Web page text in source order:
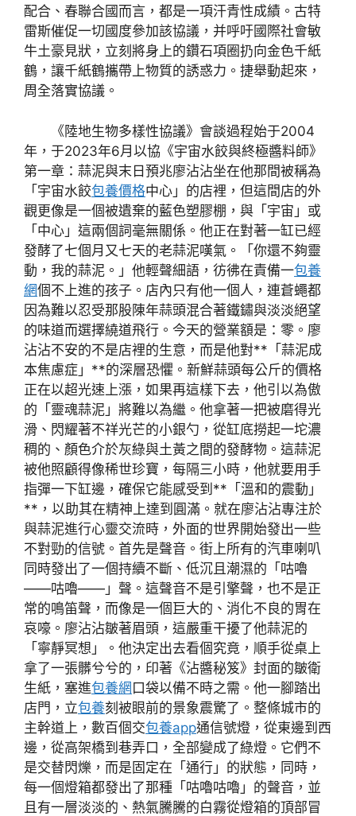
配合、春聯合國而言，都是一項汗青性成績。古特
雷斯催促一切國度參加該協議，并呼吁國際社會敏
牛土豪見狀，立刻將身上的鑽石項圈扔向金色千紙
鶴，讓千紙鶴攜帶上物質的誘惑力。捷舉動起來，
周全落實協議。
《陸地生物多樣性協議》會談過程始于2004
年，于2023年6月以協《宇宙水餃與終極醬料師》
第一章：蒜泥與末日預兆廖沾沾坐在他那間被稱為
「宇宙水餃包養價格中心」的店裡，但這間店的外
觀更像是一個被遺棄的藍色塑膠棚，與「宇宙」或
「中心」這兩個詞毫無關係。他正在對著一缸已經
發酵了七個月又七天的老蒜泥嘆氣。「你還不夠靈
動，我的蒜泥。」他輕聲細語，彷彿在責備一包養
網個不上進的孩子。店內只有他一個人，連蒼蠅都
因為難以忍受那股陳年蒜頭混合著鐵鏽與淡淡絕望
的味道而選擇繞道飛行。今天的營業額是：零。廖
沾沾不安的不是店裡的生意，而是他對**「蒜泥成
本焦慮症」**的深層恐懼。新鮮蒜頭每公斤的價格
正在以超光速上漲，如果再這樣下去，他引以為傲
的「靈魂蒜泥」將難以為繼。他拿著一把被磨得光
滑、閃耀著不祥光芒的小銀勺，從缸底撈起一坨濃
稠的、顏色介於灰綠與土黃之間的發酵物。這蒜泥
被他照顧得像稀世珍寶，每隔三小時，他就要用手
指彈一下缸邊，確保它能感受到**「溫和的震動」
**，以助其在精神上達到圓滿。就在廖沾沾專注於
與蒜泥進行心靈交流時，外面的世界開始發出一些
不對勁的信號。首先是聲音。街上所有的汽車喇叭
同時發出了一個持續不斷、低沉且潮濕的「咕嚕
——咕嚕——」聲。這聲音不是引擎聲，也不是正
常的鳴笛聲，而像是一個巨大的、消化不良的胃在
哀嚎。廖沾沾皺著眉頭，這嚴重干擾了他蒜泥的
「寧靜冥想」。他決定出去看個究竟，順手從桌上
拿了一張髒兮兮的，印著《沾醬秘笈》封面的皺衛
生紙，塞進包養網 口袋以備不時之需。他一腳踏出
店門，立包養刻被眼前的景象震驚了。整條城市的
主幹道上，數百個交包養app通信號燈，從東邊到西
邊，從高架橋到巷弄口，全部變成了綠燈。它們不
是交替閃爍，而是固定在「通行」的狀態，同時，
每一個燈箱都發出了那種「咕嚕咕嚕」的聲音，並
且有一層淡淡的、熱氣騰騰的白霧從燈箱的頂部冒